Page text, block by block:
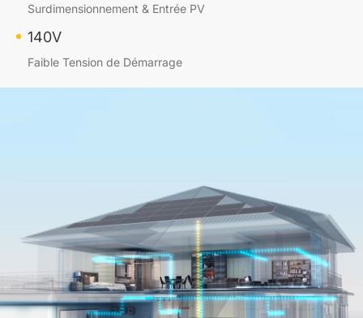
Surdimensionnement & Entrée PV
140V
Faible Tension de Démarrage